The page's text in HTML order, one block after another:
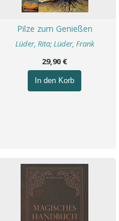
Pilze zum Genießen
Lüder, Rita; Lüder, Frank
29,90 €
In den Korb